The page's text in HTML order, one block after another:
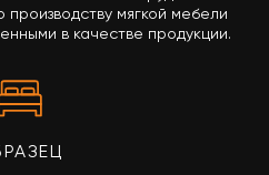
мягкой мебели
в качестве продукции.